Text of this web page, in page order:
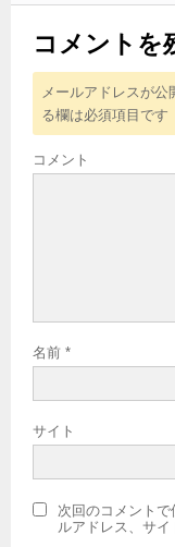
コメントを
メールアドレスが公
る欄は必須項目です
コメント
名前 *
サイト
次回のコメント
ルアドレス、サイ